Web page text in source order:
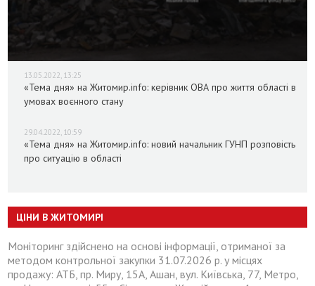
13.05.2022, 13:25
«Тема дня» на Житомир.info: керівник ОВА про життя області в
умовах воєнного стану
29.04.2022, 10:59
«Тема дня» на Житомир.info: новий начальник ГУНП розповість
про ситуацію в області
ЦІНИ В ЖИТОМИРІ
Моніторинг здійснено на основі інформації, отриманої за
методом контрольної закупки 31.07.2026 р. у місцях
продажу: АТБ, пр. Миру, 15А, Ашан, вул. Київська, 77, Метро,